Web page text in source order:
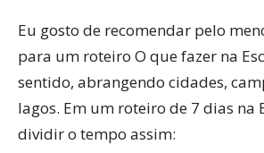
Eu gosto de recomendar pelo
para um roteiro O que fazer na
sentido, abrangendo cidades,
lagos. Em um roteiro de 7 dias na
dividir o tempo assim: